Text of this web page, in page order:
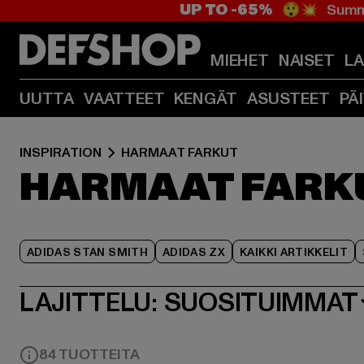
UP TO -65% 😲💥
MIEHET NAISET
UUTTA VAATTEET KENGÄT ASUSTEET
INSPIRATION HARMAAT FARKUT
HARMAAT
ADIDAS STAN SMITH ADIDAS ZX KAIKKI ARTIKKELIT
LAJITTELU: SUOSITUIMMAT
84 TUOTTEITA